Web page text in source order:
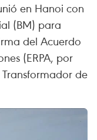
en Hanoi con
(BM) para
del Acuerdo
(ERPA, por
de